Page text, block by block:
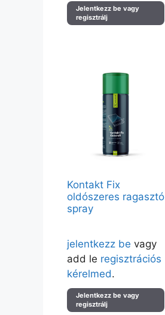
Jelentkezz be vagy
regisztrálj
Kontakt Fix
oldószeres ragasztó
spray
jelentkezz be vagy
add le regisztrációs
kérelmed.
Jelentkezz be vagy
regisztrálj